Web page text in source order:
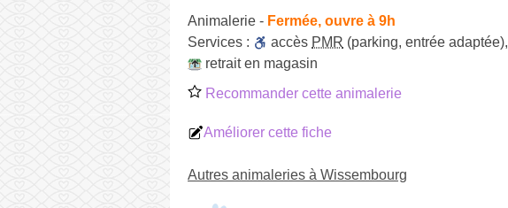
Animalerie - Fermée, ouvre à 9h
Services :
accès PMR (parking, entrée adaptée),
retrait en magasin
Recommander cette animalerie
Améliorer cette fiche
Autres animaleries à Wissembourg